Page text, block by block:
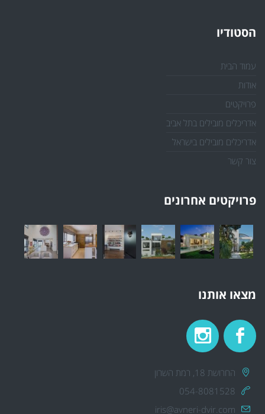
הסטודיו
עמוד הבית
אודות
פרויקטים
אדריכלים מובילים בתל אביב
אדריכלים מובילים בישראל
צור קשר
פרויקטים אחרונים
מצאו אותנו
החרושת 18, רמת השרון
054-8081528
iris@avneri-dvir.com